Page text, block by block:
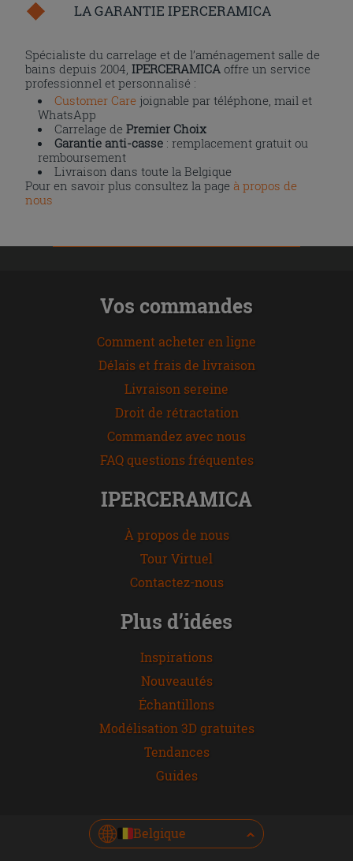
LA GARANTIE IPERCERAMICA
Spécialiste du carrelage et de l’aménagement salle de
bains depuis 2004,IPERCERAMICA offre un service
professionnel et personnalisé :
Customer Care joignable par téléphone, mail et
WhatsApp
Carrelage dePremier Choix
Garantie anti-casse : remplacement gratuit ou
remboursement
Livraison dans toute la Belgique
Pour en savoir plus consultez la page à propos de
nous
Vos commandes
Comment acheter en ligne
Délais et frais de livraison
Livraison sereine
Droit de rétractation
Commandez avec nous
FAQ questions fréquentes
IPERCERAMICA
À propos de nous
Tour Virtuel
Contactez-nous
Plus d’idées
Inspirations
Nouveautés
Échantillons
Modélisation 3D gratuites
Tendances
Guides
Belgique